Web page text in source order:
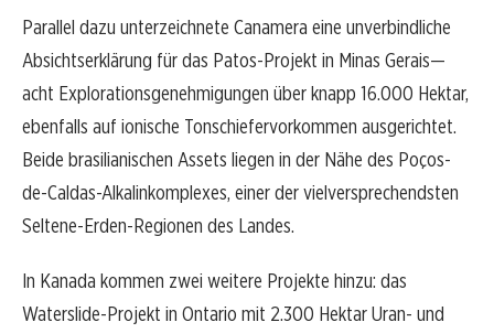
Parallel dazu unterzeichnete Canamera eine unverbindliche
Absichtserklärung für das Patos-Projekt in Minas Gerais—
acht Explorationsgenehmigungen über knapp 16.000 Hektar,
ebenfalls auf ionische Tonschiefervorkommen ausgerichtet.
Beide brasilianischen Assets liegen in der Nähe des Poços-
de-Caldas-Alkalinkomplexes, einer der vielversprechendsten
Seltene-Erden-Regionen des Landes.
In Kanada kommen zwei weitere Projekte hinzu: das
Waterslide-Projekt in Ontario mit 2.300 Hektar Uran- und